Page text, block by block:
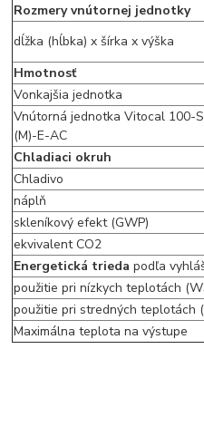
Rozmery vnútornej jednotky
dĺžka (hĺbka) x šírka x výška
Hmotnosť
Vonkajšia jednotka
Vnútorná jednotka Vitocal 100-
(M)-E-AC
Chladiaci okruh
Chladivo
náplň
skleníkový efekt (GWP)
ekvivalent CO2
Energetická trieda podľa
použitie pri nízkych teplotách
použitie pri stredných teplotách
Maximálna teplota na výstupe